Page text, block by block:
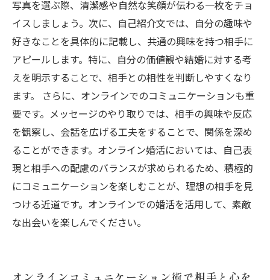
写真を選ぶ際、清潔感や自然な笑顔が伝わる一枚をチョ
イスしましょう。次に、自己紹介文では、自分の趣味や
好きなことを具体的に記載し、共通の興味を持つ相手に
アピールします。特に、自分の価値観や結婚に対する考
えを明示することで、相手との相性を判断しやすくなり
ます。 さらに、オンラインでのコミュニケーションも重
要です。メッセージのやり取りでは、相手の興味や反応
を観察し、会話を広げる工夫をすることで、関係を深め
ることができます。オンライン婚活においては、自己表
現と相手への配慮のバランスが求められるため、積極的
にコミュニケーションを楽しむことが、理想の相手を見
つける近道です。オンラインでの婚活を活用して、素敵
な出会いを楽しんでください。
オンラインコミュニケーション術で相手と心を